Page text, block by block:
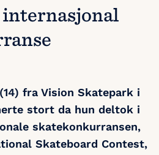
fra Vision Skatepark i
stort da hun deltok i
skatekonkurransen,
Skateboard Contest,